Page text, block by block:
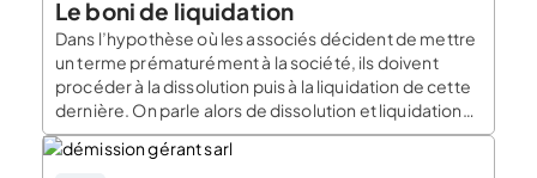
Le boni de liquidation
Dans l’hypothèse où les associés décident de mettre
un terme prématurément à la société, ils doivent
procéder à la dissolution puis à la liquidation de cette
dernière. On parle alors de dissolution et liquidation
amiable, en opposition à la liquidation judiciaire,
imposée par le tribunal. La phase de dissolution